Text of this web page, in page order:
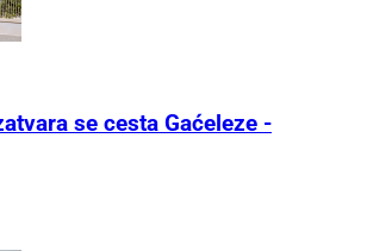
se cesta Gaćeleze -